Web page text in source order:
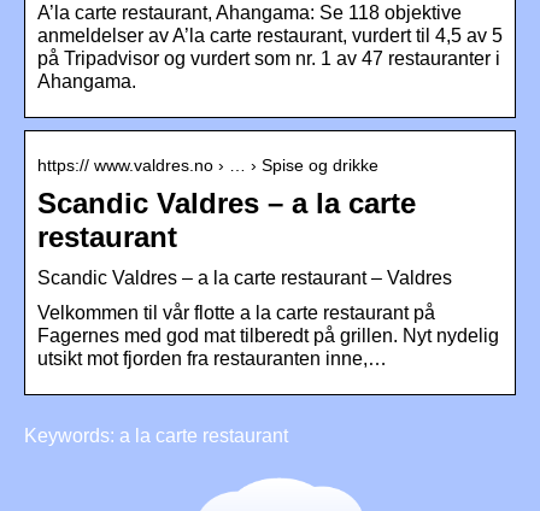
A’la carte restaurant, Ahangama: Se 118 objektive
anmeldelser av A’la carte restaurant, vurdert til 4,5 av 5
på Tripadvisor og vurdert som nr. 1 av 47 restauranter i
Ahangama.
https:// www.valdres.no › … › Spise og drikke
Scandic Valdres – a la carte
restaurant
Scandic Valdres – a la carte restaurant – Valdres
Velkommen til vår flotte a la carte restaurant på
Fagernes med god mat tilberedt på grillen. Nyt nydelig
utsikt mot fjorden fra restauranten inne,…
Keywords: a la carte restaurant